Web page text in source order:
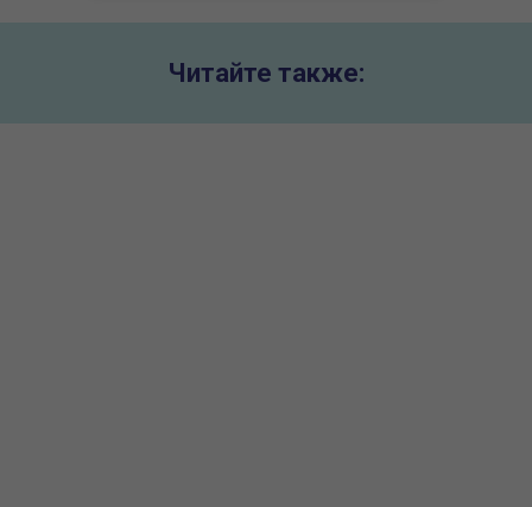
Читайте также: